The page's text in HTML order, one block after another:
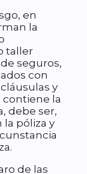
en
la
taller
seguros,
con
y
la
debe ser,
la póliza y
de las